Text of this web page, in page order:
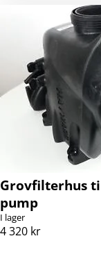
Grovfilterhus
pump
I lager
4 320 kr